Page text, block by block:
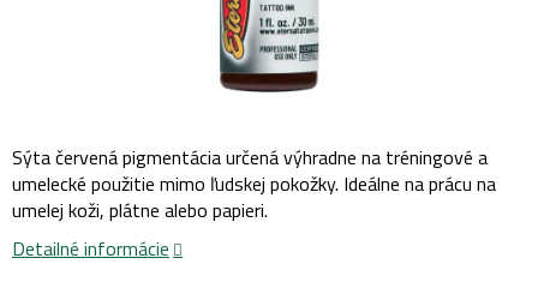
Sýta červená pigmentácia určená výhradne na tréningové a
umelecké použitie mimo ľudskej pokožky. Ideálne na prácu na
umelej koži, plátne alebo papieri.
Detailné informácie